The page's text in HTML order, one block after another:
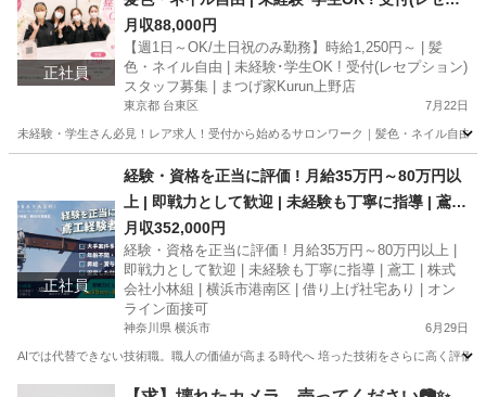
正社員
ション)スタッフ募集 | まつげ家Kurun上野店
月収88,000円
【週1日～OK/土日祝のみ勤務】時給1,250円～ | 髪
色・ネイル自由 | 未経験･学生OK ! 受付(レセプション)
スタッフ募集 | まつげ家Kurun上野店
東京都 台東区 7月22日
未経験・学生さん必見！レア求人！受付から始めるサロンワーク｜髪色・ネイル自
その他
正社員
経験・資格を正当に評価 ! 月給35万円～80万円以
上 | 即戦力として歓迎 | 未経験も丁寧に指導 | 鳶工
| 株式会社小林組 | 横浜市港南区 | 借り上げ社宅あ
り | オンライン面接可
月収352,000円
経験・資格を正当に評価 ! 月給35万円～80万円以上 |
即戦力として歓迎 | 未経験も丁寧に指導 | 鳶工 | 株式
会社小林組 | 横浜市港南区 | 借り上げ社宅あり | オン
ライン面接可
神奈川県 横浜市 6月29日
AIでは代替できない技術職。職人の価値が高まる時代へ 培った技術をさらに高く評
鳶職